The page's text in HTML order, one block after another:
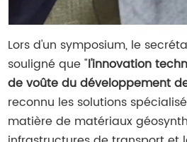
Lors d'un symposium, le
souligné que "l'innovation
de voûte du développement
reconnu les solutions
matière de matériaux